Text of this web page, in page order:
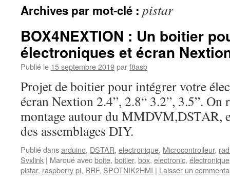
Archives par mot-clé : pistar
BOX4NEXTION : Un boitier
électroniques et écran
Publié le 15 septembre 2019parf8asb
Projet de boitier pour intégrer votre
écran Nextion 2.4”, 2.8“ 3.2”, 3.5”. On
montage autour du MMDVM,DSTAR,
des assemblages DIY.
Publié dansarduino, DSTAR, electronique, Microcontrolleur,
Svxlink | Marqué avecboite, boitier, box, electronic, électronique
pistar, raspberry pi, RRF, SPOTNIK2HMI | Laisser un